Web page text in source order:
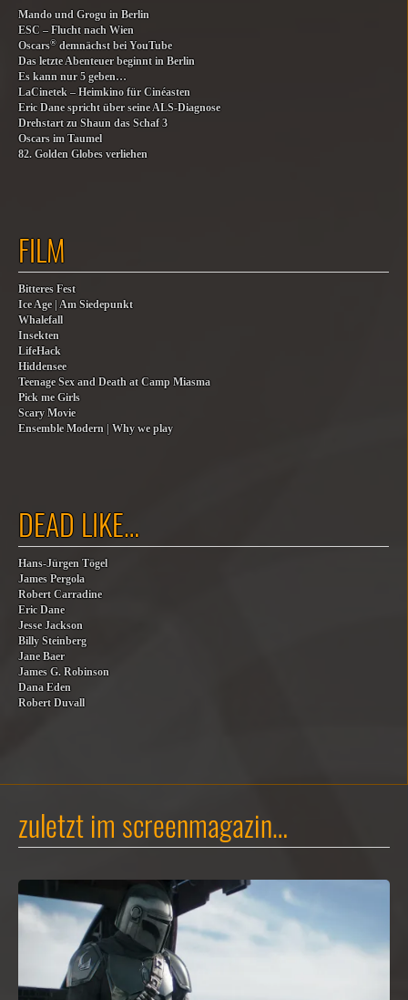
Mando und Grogu in Berlin
ESC – Flucht nach Wien
Oscars® demnächst bei YouTube
Das letzte Abenteuer beginnt in Berlin
Es kann nur 5 geben…
LaCinetek – Heimkino für Cinéasten
Eric Dane spricht über seine ALS-Diagnose
Drehstart zu Shaun das Schaf 3
Oscars im Taumel
82. Golden Globes verliehen
FILM
Bitteres Fest
Ice Age | Am Siedepunkt
Whalefall
Insekten
LifeHack
Hiddensee
Teenage Sex and Death at Camp Miasma
Pick me Girls
Scary Movie
Ensemble Modern | Why we play
DEAD LIKE…
Hans-Jürgen Tögel
James Pergola
Robert Carradine
Eric Dane
Jesse Jackson
Billy Steinberg
Jane Baer
James G. Robinson
Dana Eden
Robert Duvall
zuletzt im screenmagazin…